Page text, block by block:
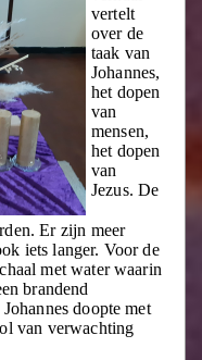
vertelt
over de
taak van
Johannes,
het dopen
van
mensen,
het dopen
van
Jezus. De
Er zijn meer
iets langer. Voor de
met water waarin
brandend
doopte met
van verwachting